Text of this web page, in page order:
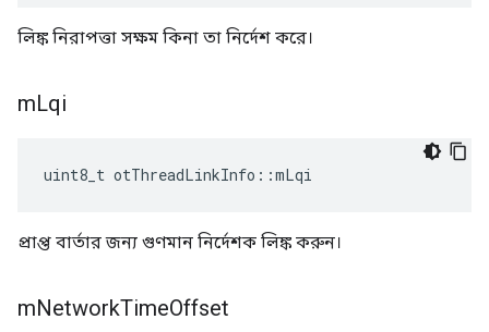
লিঙ্ক নিরাপত্তা সক্ষম কিনা তা নির্দেশ করে।
mLqi
uint8_t otThreadLinkInfo ::mLqi
প্রাপ্ত বার্তার জন্য গুণমান নির্দেশক লিঙ্ক করুন।
mNetworkTimeOffset